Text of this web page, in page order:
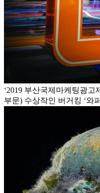
‘2019 부산국제마케팅광고
부문) 수상작인 버거킹 ‘와